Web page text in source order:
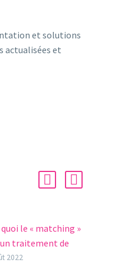
et solutions
actualisées et
quoi le « matching »
traitement de
2022